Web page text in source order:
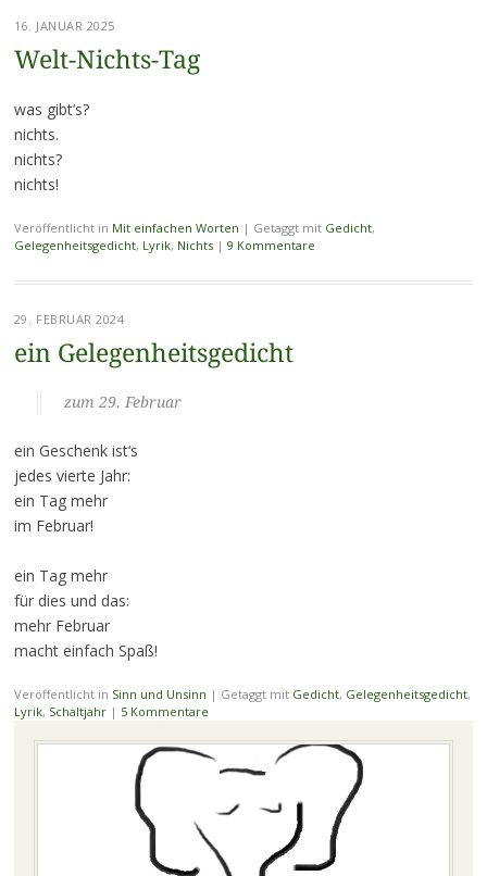
16. JANUAR 2025
Welt-Nichts-Tag
was gibt’s?
nichts.
nichts?
nichts!
Veröffentlicht in Mit einfachen Worten | Getaggt mit Gedicht,
Gelegenheitsgedicht, Lyrik, Nichts | 9 Kommentare
29. FEBRUAR 2024
ein Gelegenheitsgedicht
zum 29. Februar
ein Geschenk ist‘s
jedes vierte Jahr:
ein Tag mehr
im Februar!
ein Tag mehr
für dies und das:
mehr Februar
macht einfach Spaß!
Veröffentlicht in Sinn und Unsinn | Getaggt mit Gedicht, Gelegenheitsgedicht,
Lyrik, Schaltjahr | 5 Kommentare